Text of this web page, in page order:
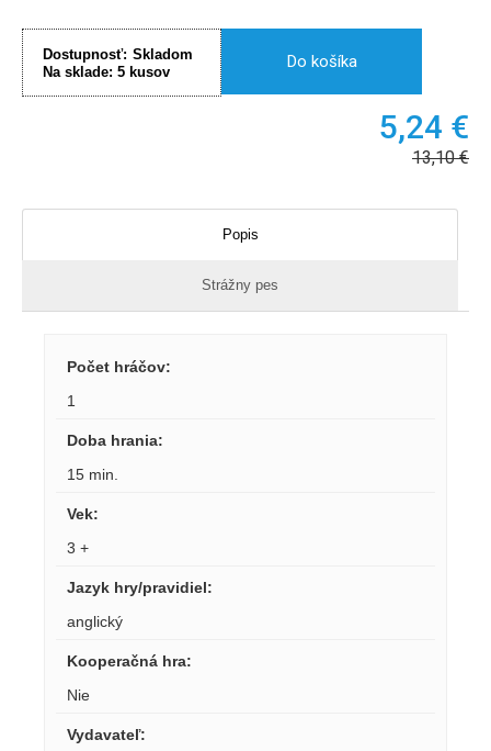
Dostupnosť: Skladom
Na sklade: 5 kusov
Do košíka
5,24 €
13,10€
Popis
Strážny pes
Počet hráčov:
1
Doba hrania:
15 min.
Vek:
3 +
Jazyk hry/pravidiel:
anglický
Kooperačná hra:
Nie
Vydavateľ: